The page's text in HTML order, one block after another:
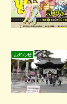
お知らせ